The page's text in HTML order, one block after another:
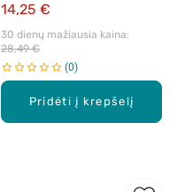
Pridėti į krepšelį
14,25 €
30 dienų mažiausia kaina:
28,49 €
0